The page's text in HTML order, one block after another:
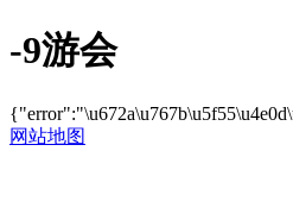
-9游会
网站地图